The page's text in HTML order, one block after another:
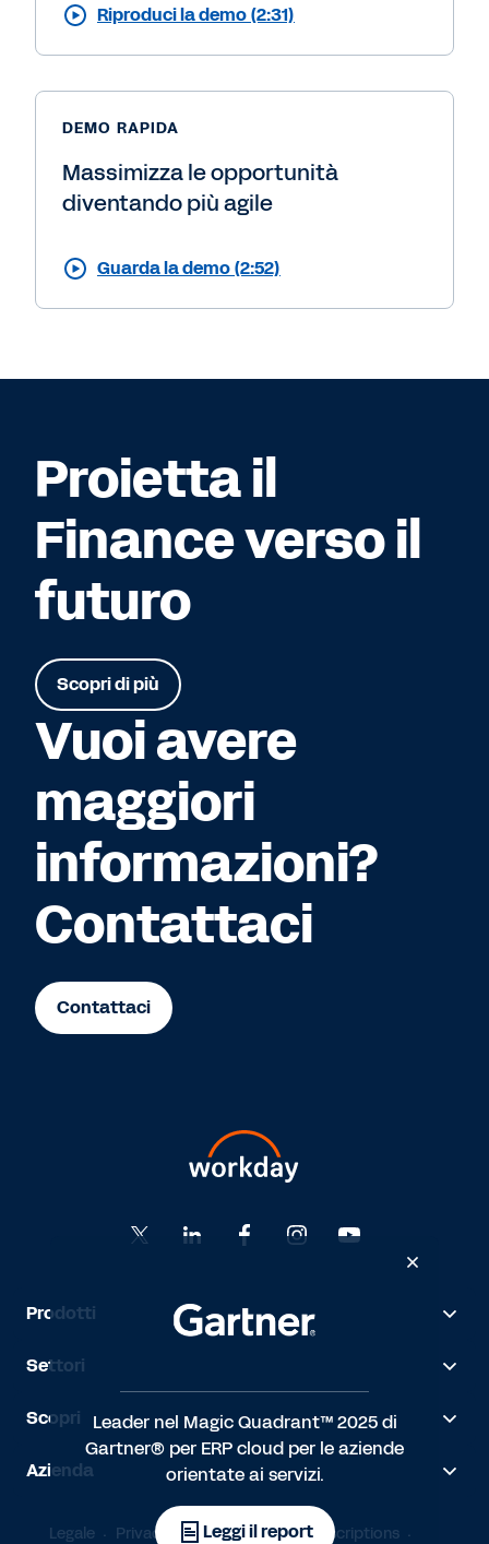
Leader nel Magic Quadrant™ 2025 di
Gartner® per ERP cloud per le aziende
orientate ai servizi.
Leggi il report
Riproduci la demo (2:31)
DEMO RAPIDA
Massimizza le opportunità
diventando più agile
Guarda la demo (2:52)
Proietta il
Finance verso il
futuro
Scopri di più
Vuoi avere
maggiori
informazioni?
Contattaci
Contattaci
Prodotti
Settori
Scopri
Azienda
Legale Privacy Accessibilità Subscriptions